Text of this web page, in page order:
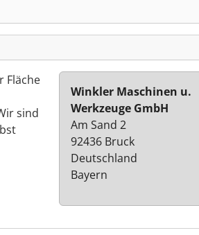
Fläche
sind
Winkler Maschinen u.
Werkzeuge GmbH
Am Sand 2
92436 Bruck
Deutschland
Bayern